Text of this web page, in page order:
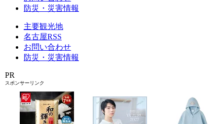
防災・災害情報
主要観光地
名古屋RSS
お問い合わせ
防災・災害情報
PR
スポンサーリンク